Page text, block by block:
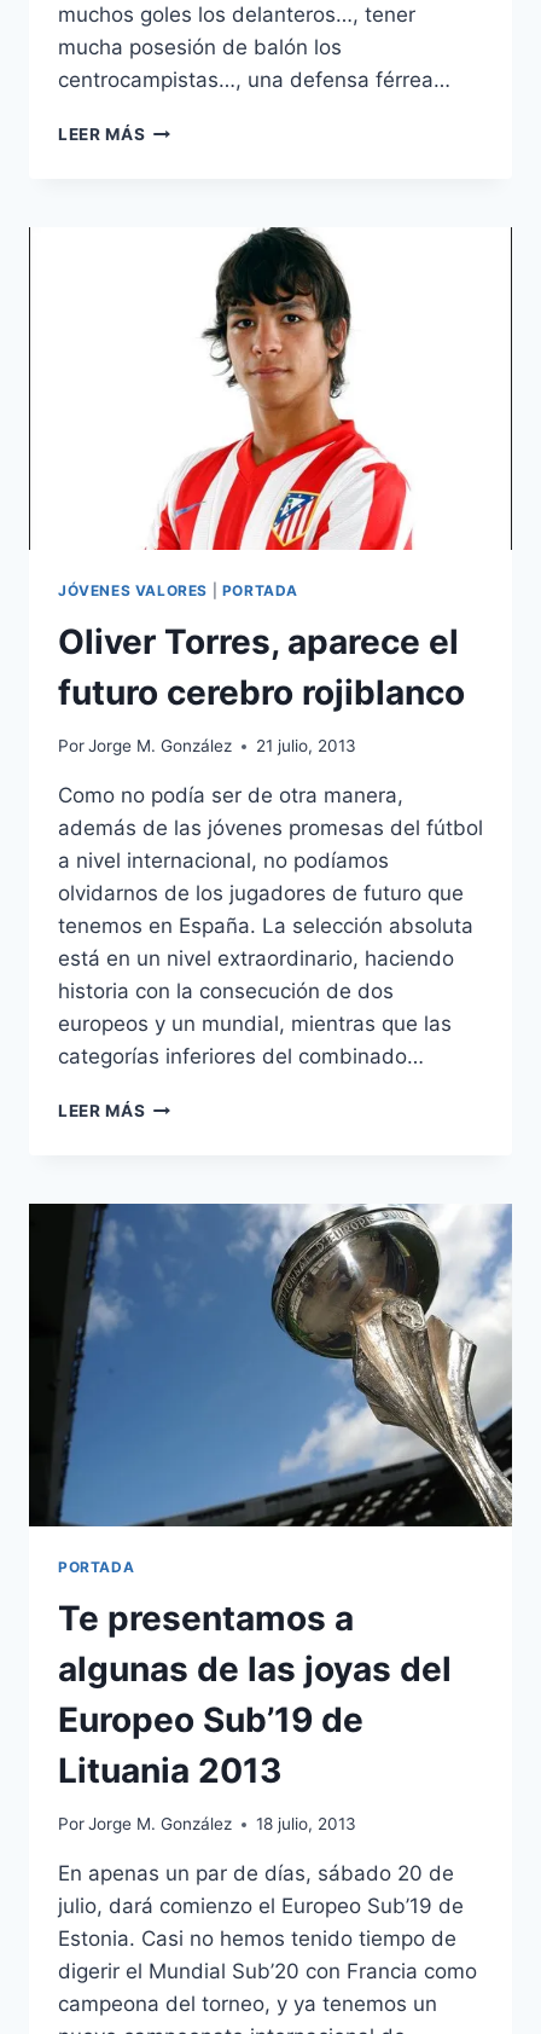
muchos goles los delanteros…, tener
mucha posesión de balón los
centrocampistas…, una defensa férrea…
LEER MÁS LOS
JUGADOR
NÚMERO
JÓVENES VALORES PORTADA
Oliver Torres, aparece el
futuro cerebro rojiblanco
PorJorge M. González 21 julio, 2013
Como no podía ser de otra manera,
además de las jóvenes promesas del fútbol
a nivel internacional, no podíamos
olvidarnos de los jugadores de futuro que
tenemos en España. La selección absoluta
está en un nivel extraordinario, haciendo
historia con la consecución de dos
europeos y un mundial, mientras que las
categorías inferiores del combinado…
LEER MÁS OLIVER
FUTURO
CEREBRO
ROJIBLANCO
PORTADA
Te presentamos a
algunas de las joyas del
Europeo Sub’19 de
Lituania 2013
PorJorge M. González 18 julio, 2013
En apenas un par de días, sábado 20 de
julio, dará comienzo el Europeo Sub’19 de
Estonia. Casi no hemos tenido tiempo de
digerir el Mundial Sub’20 con Francia como
campeona del torneo, y ya tenemos un